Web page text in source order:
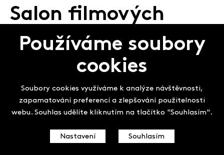
Salon filmových
klapek
Používáme soubory
cookies
Soubory cookies využíváme k analýze návštěvnosti,
zapamatování preferencí a zlepšování použitelnosti
webu. Souhlas udělíte kliknutím na tlačítko "Souhlasím".
Nastavení Souhlasím